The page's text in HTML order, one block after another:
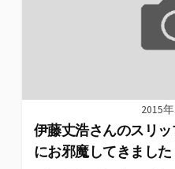
2015
伊藤丈浩さんのスリ
にお邪魔してきました